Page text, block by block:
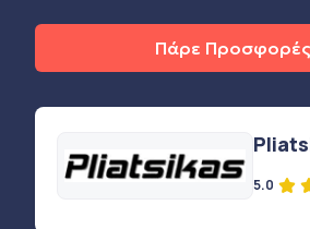
Πάρε Προσφορές
5.0